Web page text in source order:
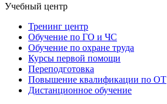
Учебный центр
Тренинг центр
Обучение по ГО и ЧС
Обучение по охране труда
Курсы первой помощи
Переподготовка
Повышение квалификации по ОТ
Дистанционное обучение